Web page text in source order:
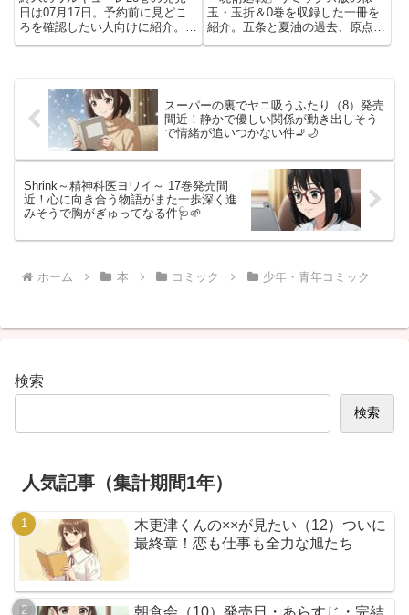
日は07月17日。予約前に見どこ
ろを確認したい人向けに紹介。坂
田金時VSオーディンの死闘や金
ード集…⚡🔥
玉・玉折＆0巻を収録した一冊を
紹介。五条と夏油の過去、原点の
物語をまとめて楽しめる必携版を
スーパーの裏でヤニ吸うふたり（8）発売
間近！静かで優しい関係が動き出しそう
で情緒が追いつかない件🚬🌙
Shrink～精神科医ヨワイ～ 17巻発売間
近！心に向き合う物語がまた一歩深く進
みそうで胸がぎゅってなる件🩺🌱
ホーム 本 コミック 少年・青年コミック
検索
検索
人気記事（集計期間1年）
木更津くんの××が見たい（12）ついに
最終章！恋も仕事も全力な旭たち
朝食会（10）発売日・あらすじ・完結